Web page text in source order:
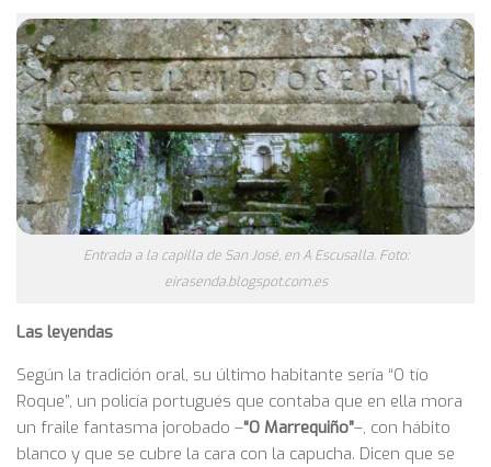
Entrada a la capilla de San José, en A Escusalla. Foto:
eirasenda.blogspot.com.es
Las leyendas
Según la tradición oral, su último habitante sería “O tío
Roque”, un policía portugués que contaba que en ella mora
un fraile fantasma jorobado –“O Marrequiño”–, con hábito
blanco y que se cubre la cara con la capucha. Dicen que se